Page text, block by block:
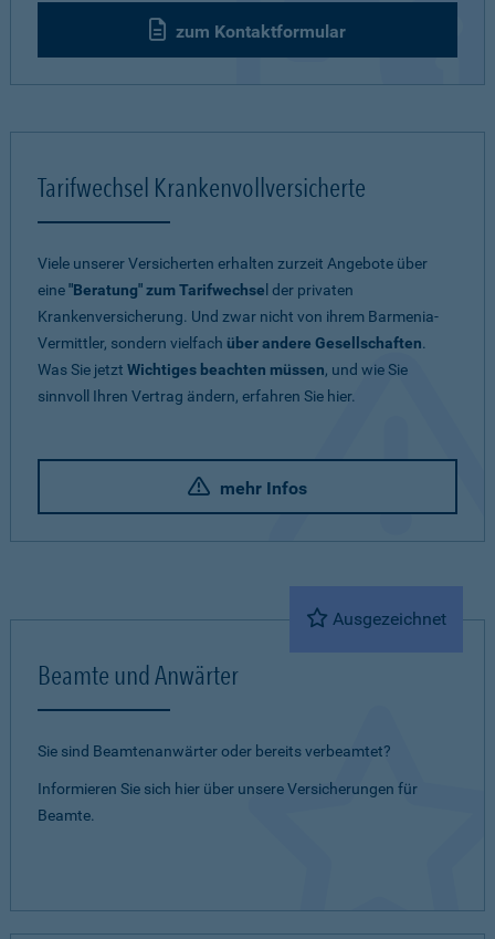
zum Kontaktformular
Tarifwechsel Krankenvollversicherte
Viele unserer Versicherten erhalten zurzeit Angebote über
eine"Beratung" zum Tarifwechse l der privaten
Krankenversicherung. Und zwar nicht von ihrem Barmenia-
Vermittler, sondern vielfach über andere Gesellschaften.
Was Sie jetzt Wichtiges beachten müssen, und wie Sie
sinnvoll Ihren Vertrag ändern, erfahren Sie hier.
mehr Infos
Ausgezeichnet
Beamte und Anwärter
Sie sind Beamtenanwärter oder bereits verbeamtet?
Informieren Sie sich hier über unsere Versicherungen für
Beamte.